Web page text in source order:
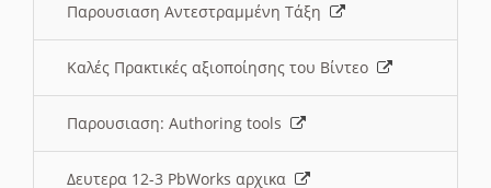
Παρουσιαση Αντεστραμμένη Τάξη
Καλές Πρακτικές αξιοποίησης του Βίντεο
Παρουσιαση: Authoring tools
Δευτερα 12-3 PbWorks αρχικα